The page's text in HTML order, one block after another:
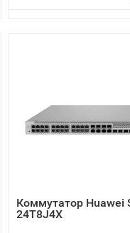
Коммутатор Huawei
24T8J4X